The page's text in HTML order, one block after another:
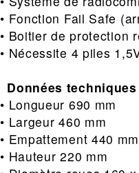
• Fonction Fail Safe
• Boitier de protection
• Nécessite 4 piles
Données techniques
• Longueur 690 mm
• Largeur 460 mm
• Empattement 440 mm
• Hauteur 220 mm